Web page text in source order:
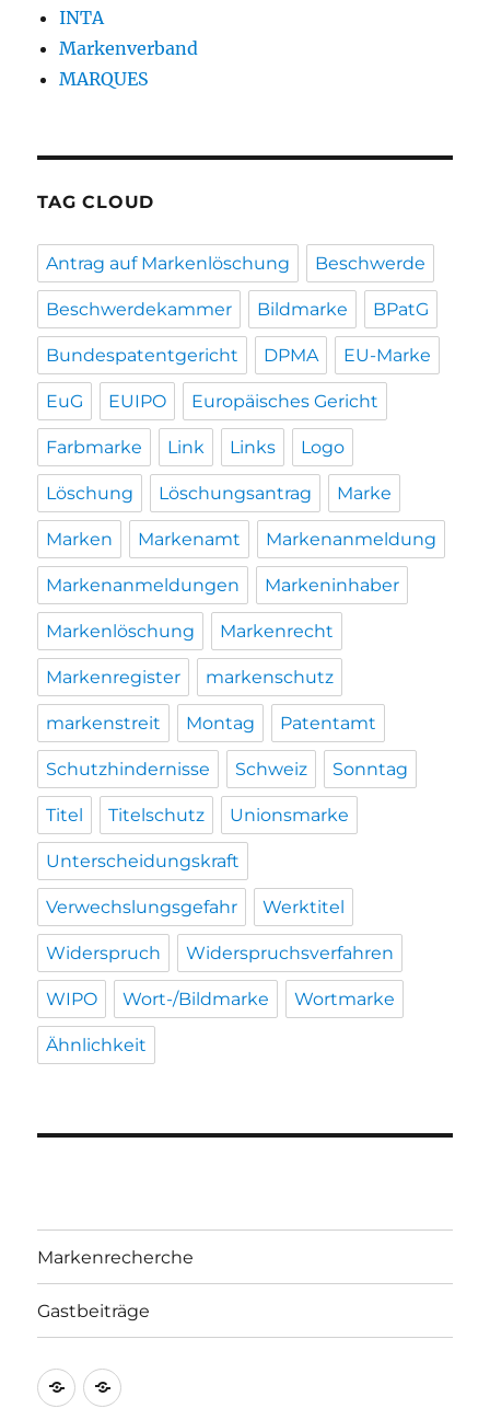
INTA
Markenverband
MARQUES
TAG CLOUD
Antrag auf Markenlöschung Beschwerde
Beschwerdekammer Bildmarke BPatG
Bundespatentgericht DPMA EU-Marke
EuG EUIPO Europäisches Gericht
Farbmarke Link Links Logo
Löschung Löschungsantrag Marke
Marken Markenamt Markenanmeldung
Markenanmeldungen Markeninhaber
Markenlöschung Markenrecht
Markenregister markenschutz
markenstreit Montag Patentamt
Schutzhindernisse Schweiz Sonntag
Titel Titelschutz Unionsmarke
Unterscheidungskraft
Verwechslungsgefahr Werktitel
Widerspruch Widerspruchsverfahren
WIPO Wort-/Bildmarke Wortmarke
Ähnlichkeit
Markenrecherche
Gastbeiträge
Markenrecherche
Gastbeiträge